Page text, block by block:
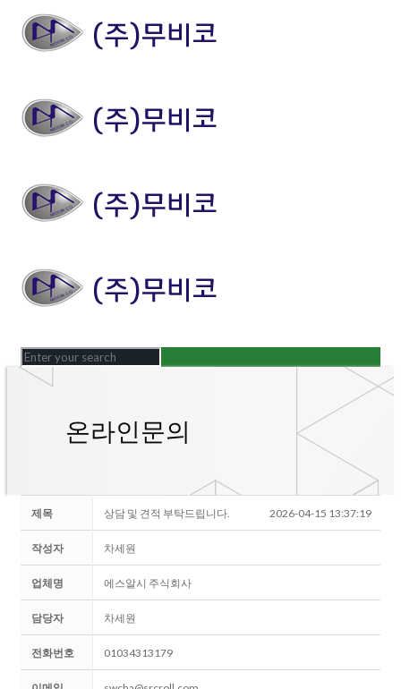
온라인문의
제목 상담 및 견적 부탁드립니다. 2026-04-15 13:37:19
작성자 차세원
업체명 에스알시 주식회사
담당자 차세원
전화번호 01034313179